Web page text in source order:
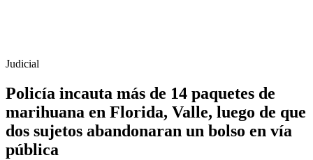
Judicial
Policía incauta más de 14 paquetes de
marihuana en Florida, Valle, luego de que
dos sujetos abandonaran un bolso en vía
pública